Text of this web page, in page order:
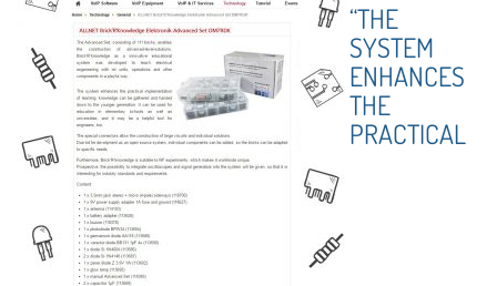
“THE
SYSTEM
ENHANCES
THE
PRACTICAL